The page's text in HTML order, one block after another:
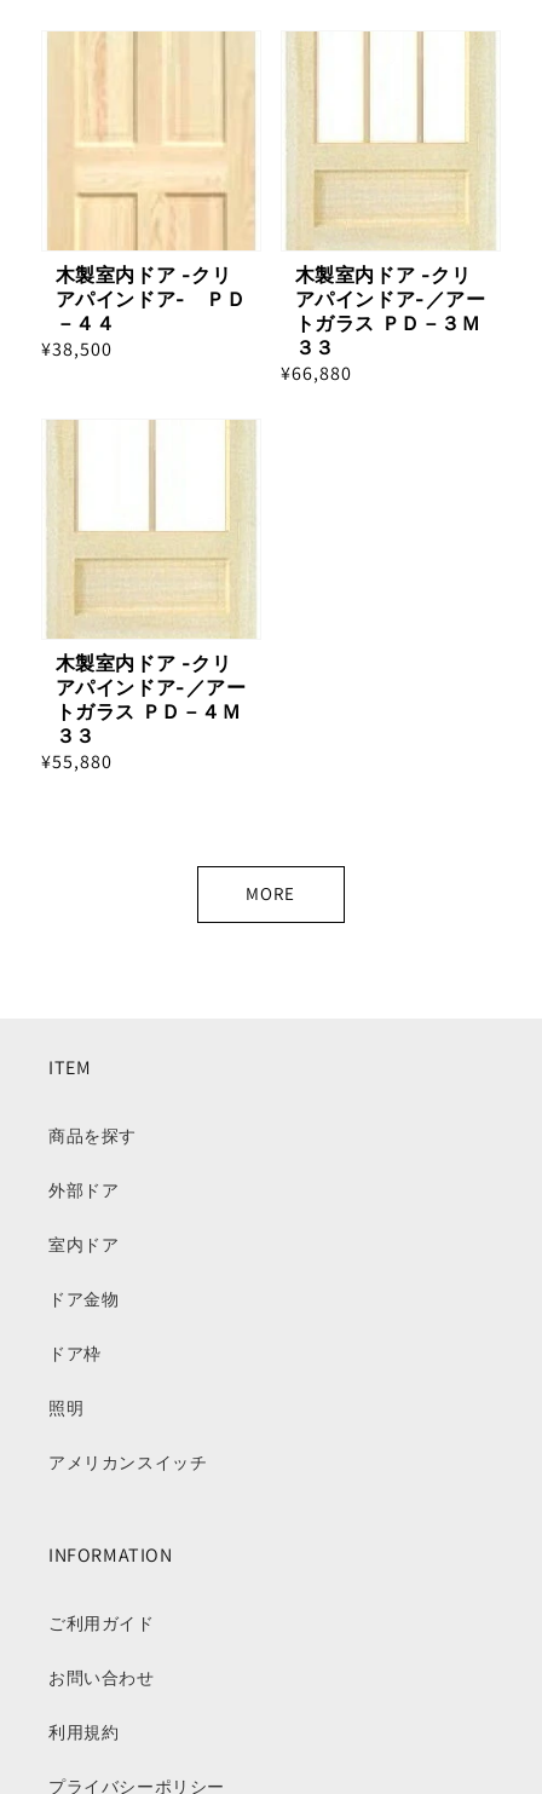
木製室内ドア -クリ
アパインドア- ＰＤ
－４４
通
¥38,500
木製室内ドア -クリ
アパインドア-／アー
トガラス ＰＤ－３Ｍ
３３
通
¥66,880
木製室内ドア -クリ
アパインドア-／アー
トガラス ＰＤ－４Ｍ
３３
通
¥55,880
MORE
ITEM
商品を探す
外部ドア
室内ドア
ドア金物
ドア枠
照明
アメリカンスイッチ
INFORMATION
ご利用ガイド
お問い合わせ
利用規約
プライバシーポリシー